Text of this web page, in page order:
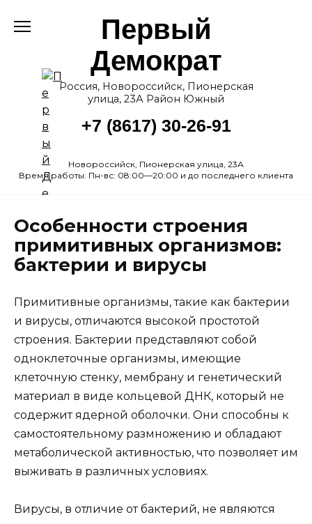
Первый
Демократ
Россия, Новороссийск, Пионерская
улица, 23А Район Южный
+7 (8617) 30-26-91
Новороссийск, Пионерская улица, 23А
Время работы: Пн-вс: 08:00—20:00 и до последнего клиента
Особенности строения
примитивных организмов:
бактерии и вирусы
Примитивные организмы, такие как бактерии
и вирусы, отличаются высокой простотой
строения. Бактерии представляют собой
одноклеточные организмы, имеющие
клеточную стенку, мембрану и генетический
материал в виде кольцевой ДНК, который не
содержит ядерной оболочки. Они способны к
самостоятельному размножению и обладают
метаболической активностью, что позволяет им
выживать в различных условиях.
Вирусы, в отличие от бактерий, не являются